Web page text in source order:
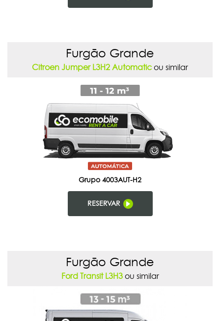
Furgão Grande
Citroen Jumper L3H2 Automatic ou similar
Grupo 4003AUT-H2
RESERVAR
Furgão Grande
Ford Transit L3H3ou similar